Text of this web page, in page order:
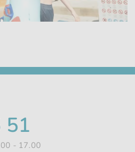
Loaded
64.94%
51
- 17.00